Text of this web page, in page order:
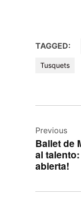
TAGGED:
Tusquets
de
Previous
Ballet de
al
abierta!